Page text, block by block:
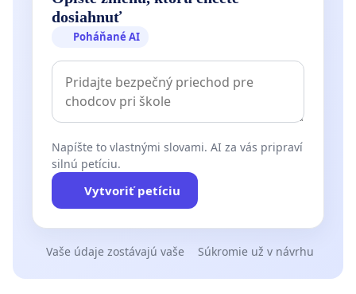
dosiahnuť
Poháňané AI
Napíšte to vlastnými slovami. AI za vás pripraví
silnú petíciu.
Vytvoriť petíciu
Vaše údaje zostávajú vaše Súkromie už v návrhu